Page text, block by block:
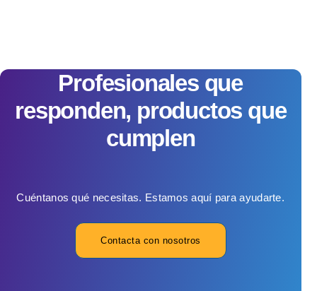
Profesionales que
responden, productos que
cumplen
Cuéntanos qué necesitas. Estamos aquí para ayudarte.
Contacta con nosotros